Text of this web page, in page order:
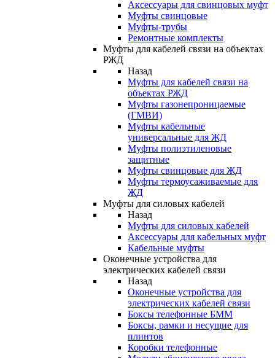
Аксессуары для свинцовых муфт
Муфты свинцовые
Муфты-трубы
Ремонтные комплекты
Муфты для кабелей связи на объектах
РЖД
Назад
Муфты для кабелей связи на
объектах РЖД
Муфты газонепроницаемые
(ГМВИ)
Муфты кабельные
универсальные для ЖД
Муфты полиэтиленовые
защитные
Муфты свинцовые для ЖД
Муфты термоусаживаемые для
ЖД
Муфты для силовых кабелей
Назад
Муфты для силовых кабелей
Аксессуары для кабельных муфт
Кабельные муфты
Оконечные устройства для
электрических кабелей связи
Назад
Оконечные устройства для
электрических кабелей связи
Боксы телефонные БММ
Боксы, рамки и несущие для
плинтов
Коробки телефонные